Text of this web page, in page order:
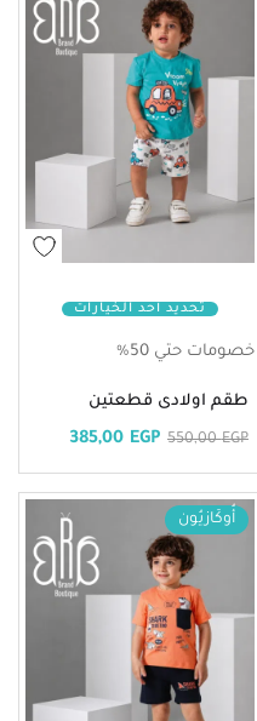
تحديد أحد الخيارات
خصومات حتي 50%
طقم اولادى قطعتين
550,00EGP
385,00 EGP
أُوكَازيُون